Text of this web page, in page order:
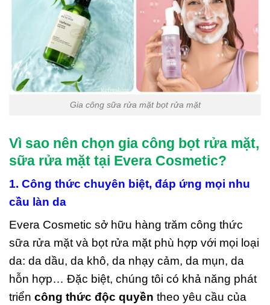
Gia công sữa rửa mặt bọt rửa mặt
Vì sao nên chọn gia công bọt rửa mặt,
sữa rửa mặt tại Evera Cosmetic?
1. Công thức chuyên biệt, đáp ứng mọi nhu
cầu làn da
Evera Cosmetic sở hữu hàng trăm công thức
sữa rửa mặt và bọt rửa mặt phù hợp với mọi loại
da: da dầu, da khô, da nhạy cảm, da mụn, da
hỗn hợp… Đặc biệt, chúng tôi có khả năng phát
triển công thức độc quyền theo yêu cầu của